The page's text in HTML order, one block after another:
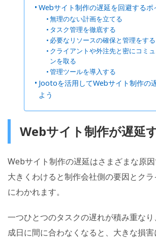
Webサイト制作の遅延を回避するポ
無理のない計画を立てる
タスク管理を徹底する
必要なリソースの確保と管理をする
クライアントや外注先と密にコミ
ンを取る
管理ツールを導入する
Jootoを活用してWebサイト制作の
よう
Webサイト制作が遅延
Webサイト制作の遅延はさまざまな原因
大きくわけると制作会社側の要因とク
にわかれます。
一つひとつのタスクの遅れが積み重な
成日に間に合わなくなると、大きな損